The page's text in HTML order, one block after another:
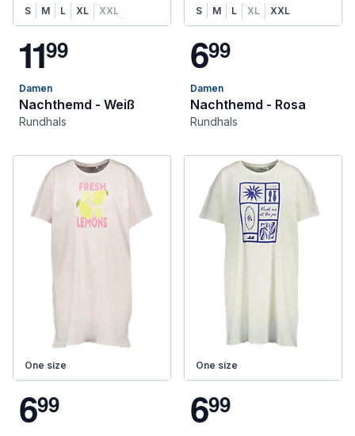
S M L XL XXL
1199
Damen
Nachthemd - Weiß
Rundhals
S M L XL XXL
699
Damen
Nachthemd - Rosa
Rundhals
One size
699
One size
699